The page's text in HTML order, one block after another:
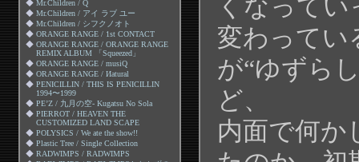
◆ Mr.Children / Q
◆ Mr.Children / アイ ラブ ユー
◆ Mr.Children / シフクノオト
◆ ORANGE RANGE / 1st CONTACT
◆ ORANGE RANGE / ORANGE RANGE
REMIX ALBUM 「Squeezed」
◆ ORANGE RANGE / musiQ
◆ ORANGE RANGE / Иatural
◆ PENICILLIN / THIS IS PENICILLIN
1994〜1999
◆ PE’Z / 九月の空- Kugatsu No Sola
◆ PIERROT / HEAVEN THE
CUSTOMIZED LAND SCAPE
◆ POLYSICS / We ate the show!!
◆ Plastic Tree / Single Collection
◆ RADWIMPS / RADWIMPS
くなって
変わってい
が“ゆずら
ど、
内面で何か